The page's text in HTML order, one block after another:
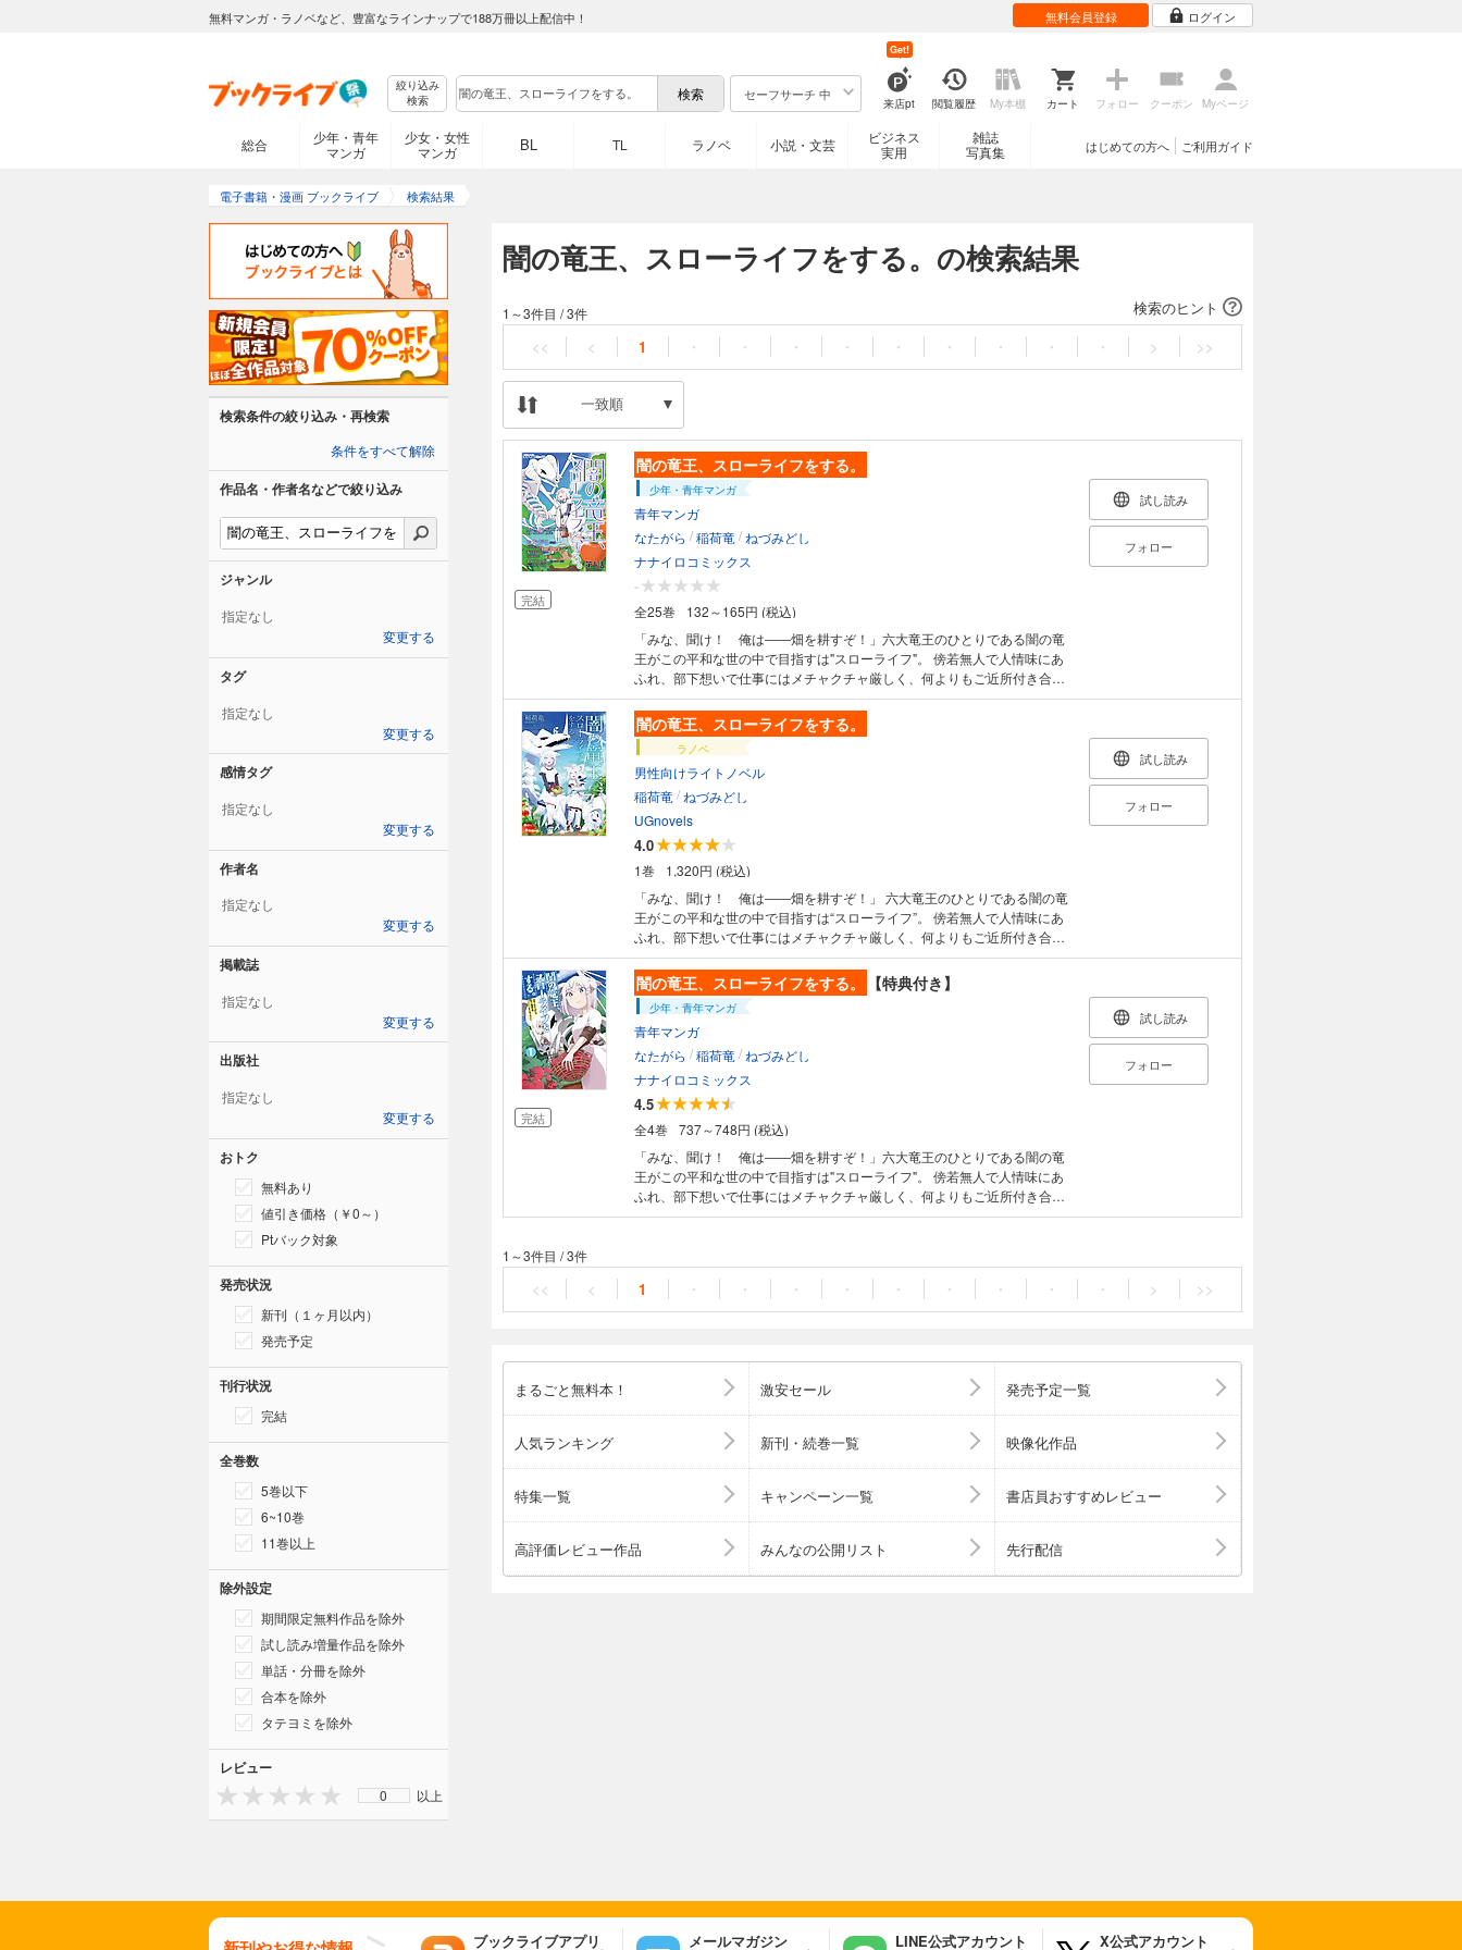
無料マンガ・ラノベなど、豊富なラインナップで188万冊以上配信中！ 無料会員登録 ログイン
絞り込み
検索
セーフサーチ 中
来店pt
Get!
閲覧履歴 My本棚 カート フォロー クーポン Myページ
総合
少年・青年
マンガ
少女・女性
マンガ
BL TL ラノベ 小説・文芸
ビジネス
実用
雑誌
写真集
ご利用ガイド
はじめての方へ
電子書籍・漫画 ブックライブ 検索結果
闇の竜王、スローライフをする。の検索結果
検索のヒント
1～3件目 /3件
<< < 1 ・ ・ ・ ・ ・ ・ ・ ・ ・ > >>
一致順
完結
闇の竜王、スローライフをする。
少年・青年マンガ
青年マンガ
なたがら /稲荷竜 /ねづみどし
ナナイロコミックス
-
全25巻
132～165円 (税込)
「みな、聞け！ 俺は――畑を耕すぞ！」六大竜王のひとりである闇の竜
王がこの平和な世の中で目指すは"スローライフ"。 傍若無人で人情味にあ
ふれ、部下想いで仕事にはメチャクチャ厳しく、何よりもご近所付き合い
を大切にする竜王と、 強引に巻き込まれたご近所さん＆元部下たちの人智
を越えたハートフルなスローライフ、スタート!!
試し読み
フォロー
闇の竜王、スローライフをする。
ラノベ
男性向けライトノベル
稲荷竜 /ねづみどし
UGnovels
4.0
1巻
1,320円 (税込)
「みな、聞け！ 俺は――畑を耕すぞ！」 六大竜王のひとりである闇の竜
王がこの平和な世の中で目指すは“スローライフ”。 傍若無人で人情味にあ
ふれ、部下想いで仕事にはメチャクチャ厳しく、何よりもご近所付き合い
を大切にする竜王と、強引に巻き込まれたご近所さん＆元部下たちの人智
を越えたハートフルなスローライフ、スタート!!
試し読み
フォロー
完結
闇の竜王、スローライフをする。 【特典付き】
少年・青年マンガ
青年マンガ
なたがら /稲荷竜 /ねづみどし
ナナイロコミックス
4.5
全4巻
737～748円 (税込)
「みな、聞け！ 俺は――畑を耕すぞ！」六大竜王のひとりである闇の竜
王がこの平和な世の中で目指すは"スローライフ"。 傍若無人で人情味にあ
ふれ、部下想いで仕事にはメチャクチャ厳しく、何よりもご近所付き合い
を大切にする竜王と、 強引に巻き込まれたご近所さん＆元部下たちの人智
試し読み
フォロー
1～3件目 /3件
<< < 1 ・ ・ ・ ・ ・ ・ ・ ・ ・ > >>
まるごと無料本！ 激安セール 発売予定一覧
人気ランキング 新刊・続巻一覧 映像化作品
特集一覧 キャンペーン一覧 書店員おすすめレビュー
高評価レビュー作品 みんなの公開リスト 先行配信
検索条件の絞り込み・再検索
条件をすべて解除
作品名・作者名などで絞り込み
ジャンル
指定なし
変更する
タグ
指定なし
変更する
感情タグ
指定なし
変更する
作者名
指定なし
変更する
掲載誌
指定なし
変更する
出版社
指定なし
変更する
おトク
無料あり
値引き価格（￥0～）
Ptバック対象
発売状況
新刊（１ヶ月以内）
発売予定
刊行状況
完結
全巻数
5巻以下
6~10巻
11巻以上
除外設定
期間限定無料作品を除外
試し読み増量作品を除外
単話・分冊を除外
合本を除外
タテヨミを除外
レビュー
0 以上
ブックライブアプリ メールマガジン LINE公式アカウント X公式アカウント